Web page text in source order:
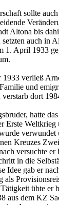
sollte
Altona bis
auch in
1. April 1933
1933 verließ
und
dort
hatte
Erste Weltkrieg
verwundet
Kreuzes
versuchte
in die
Idee gab er
als
übte er
aus dem KZ